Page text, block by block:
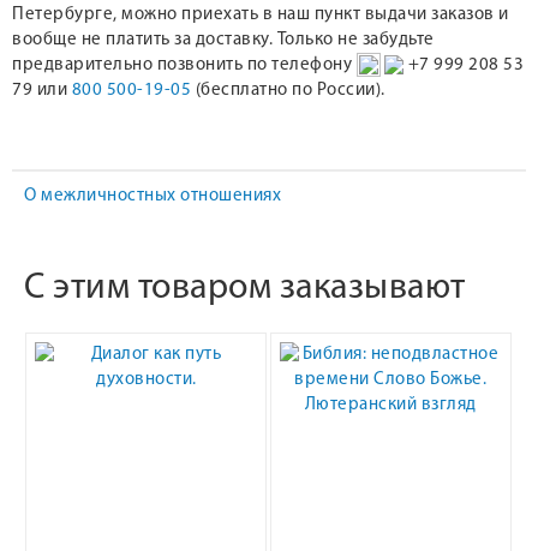
Петербурге, можно приехать в наш пункт выдачи заказов и
вообще не платить за доставку. Только не забудьте
предварительно позвонить по телефону
+7 999 208 53
79 или 800 500-19-05 (бесплатно по России).
О межличностных отношениях
С этим товаром заказывают